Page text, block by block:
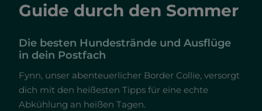
Guide durch den Sommer
Die besten Hundestrände und Ausflüge
in dein Postfach
Fynn, unser abenteuerlicher Border Collie, versorgt
dich mit den heißesten Tipps für eine echte
Abkühlung an heißen Tagen.